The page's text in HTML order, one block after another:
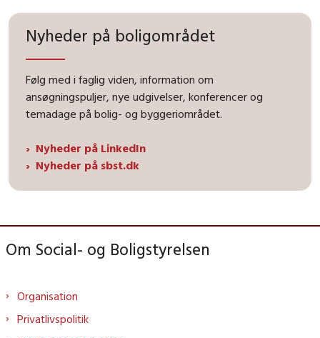
Nyheder på boligområdet
Følg med i faglig viden, information om
ansøgningspuljer, nye udgivelser, konferencer og
temadage på bolig- og byggeriområdet.
Nyheder på LinkedIn
Nyheder på sbst.dk
Om Social- og Boligstyrelsen
Organisation
Privatlivspolitik